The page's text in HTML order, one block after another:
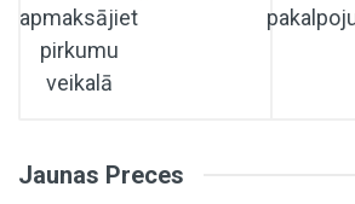
apmaksājiet
pirkumu
veikalā
Jaunas Preces